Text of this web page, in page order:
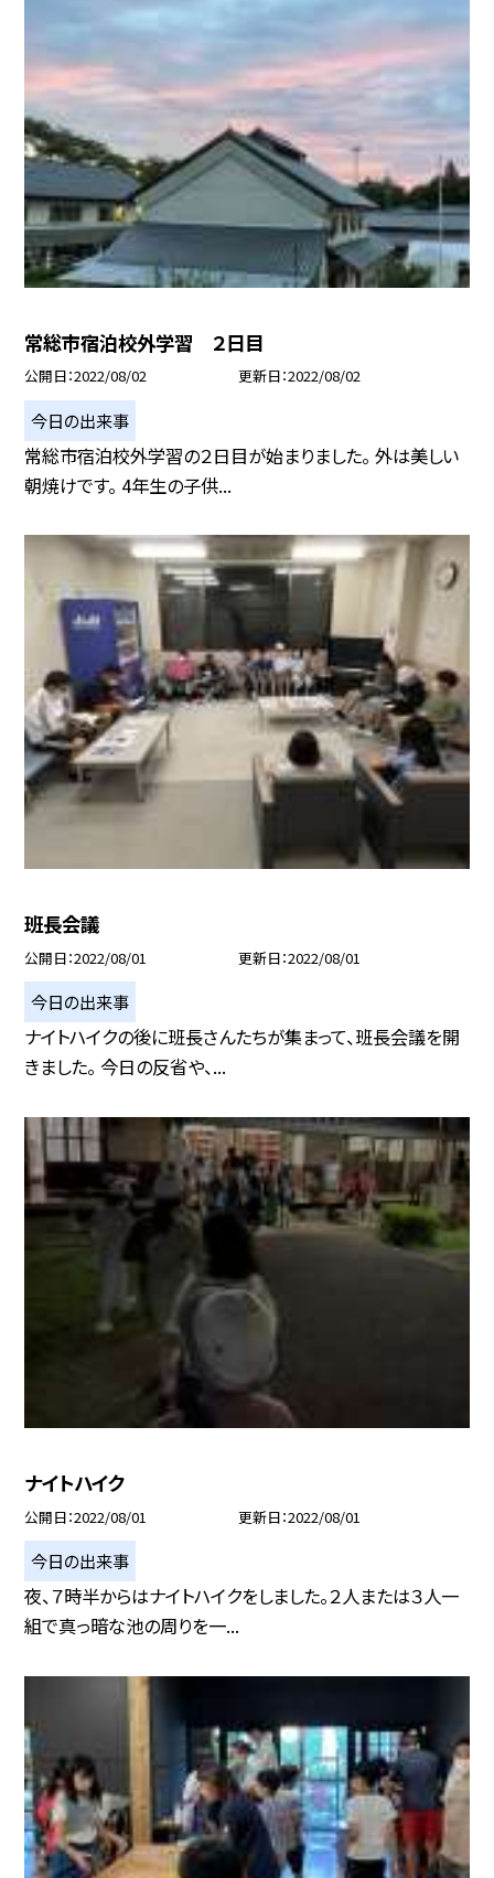
常総市宿泊校外学習 ２日目
公開日 2022/08/02 更新日 2022/08/02
今日の出来事
常総市宿泊校外学習の２日目が始まりました。 外は美しい
朝焼けです。 4年生の子供...
班長会議
公開日 2022/08/01 更新日 2022/08/01
今日の出来事
ナイトハイクの後に班長さんたちが集まって、班長会議を開
きました。 今日の反省や、...
ナイトハイク
公開日 2022/08/01 更新日 2022/08/01
今日の出来事
夜、７時半からはナイトハイクをしました。２人または３人一
組で真っ暗な池の周りを一...